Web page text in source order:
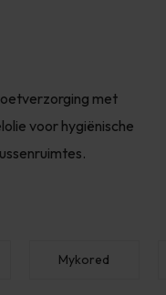
met
voor hygiënische
Mykored